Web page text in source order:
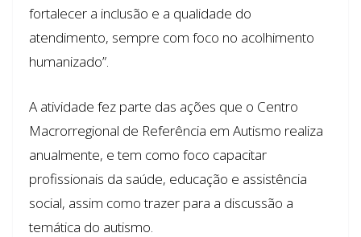
fortalecer a inclusão e a qualidade do
atendimento, sempre com foco no acolhimento
humanizado”.
A atividade fez parte das ações que o Centro
Macrorregional de Referência em Autismo realiza
anualmente, e tem como foco capacitar
profissionais da saúde, educação e assistência
social, assim como trazer para a discussão a
temática do autismo.